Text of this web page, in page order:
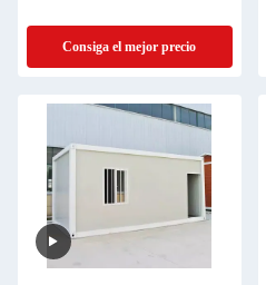
Consiga el mejor precio